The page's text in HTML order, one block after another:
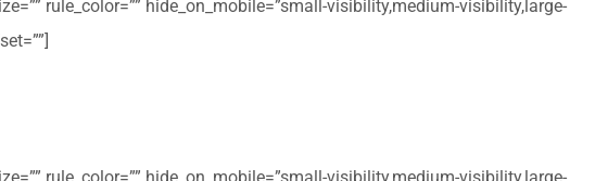
rule_color=”” hide_on_mobile=”small-visibility,medium-visibility,large-